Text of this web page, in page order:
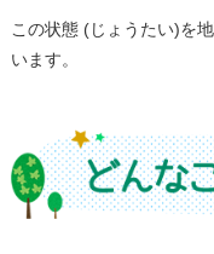
この状態 (じょうたい)を
います。